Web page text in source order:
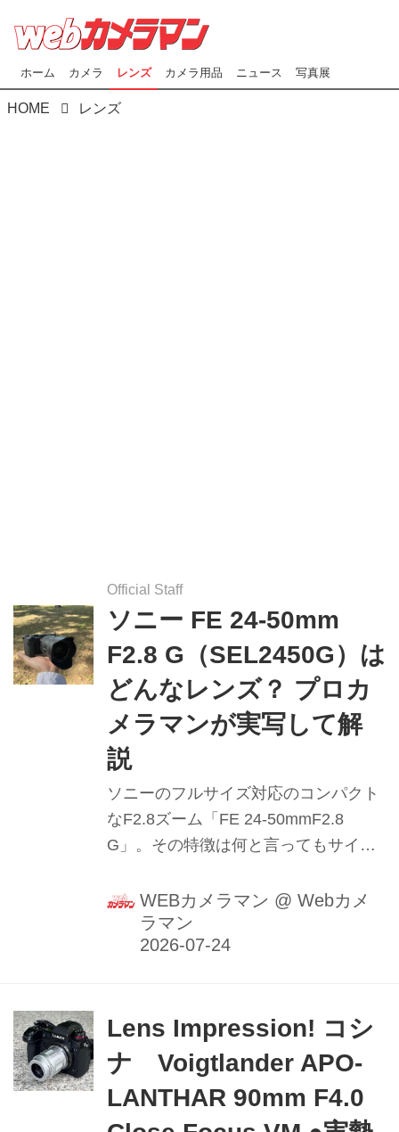
ホーム カメラ レンズ カメラ用品 ニュース 写真展
HOME レンズ
Official Staff
ソニー FE 24-50mm
F2.8 G（SEL2450G）は
どんなレンズ？ プロカ
メラマンが実写して解
説
ソニーのフルサイズ対応のコンパクト
なF2.8ズーム「FE 24-50mmF2.8
G」。その特徴は何と言ってもサイズ
ズならではの描写も兼ね備えている。
このレンズの特徴を、プロカメラマン
豊田慶記氏が実写して作例とともに解
WEBカメラマン @ Webカメ
ラマン
Lens Impression! コシ
ナ Voigtlander APO-
LANTHAR 90mm F4.0